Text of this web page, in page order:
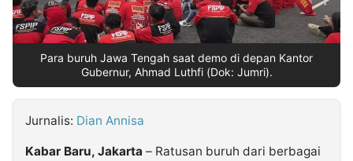
Para buruh Jawa Tengah saat demo di depan Kantor
Gubernur, Ahmad Luthfi (Dok: Jumri).
Jurnalis: Dian Annisa
Kabar Baru, Jakarta – Ratusan buruh dari berbagai